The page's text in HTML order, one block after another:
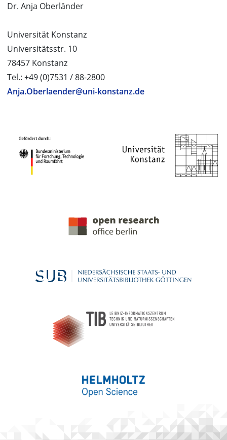
Dr. Anja Oberländer
Universität Konstanz
Universitätsstr. 10
78457 Konstanz
Tel.: +49 (0)7531 / 88-2800
Anja.Oberlaender@uni-konstanz.de